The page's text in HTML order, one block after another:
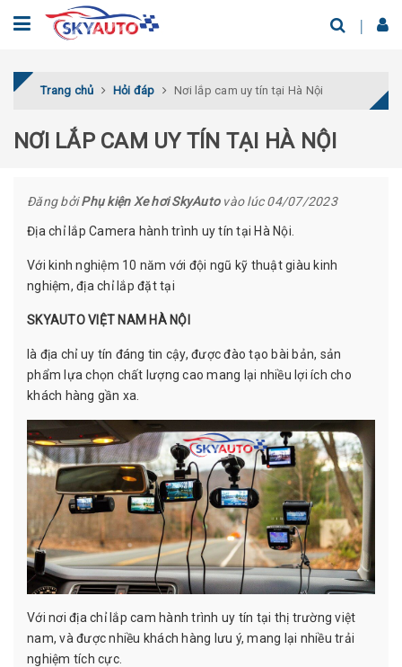
Trang chủ Hỏi đáp Nơi lắp cam uy tín tại Hà Nội
NƠI LẮP CAM UY TÍN TẠI HÀ NỘI
Đăng bởiPhụ kiện Xe hơi SkyAutovào lúc 04/07/2023
Địa chỉ lắp Camera hành trình uy tín tại Hà Nội.
Với kinh nghiệm 10 năm với đội ngũ kỹ thuật giàu kinh
nghiệm, địa chỉ lắp đặt tại
SKYAUTO VIỆT NAM HÀ NỘI
là địa chỉ uy tín đáng tin cậy, được đào tạo bài bản, sản
phẩm lựa chọn chất lượng cao mang lại nhiều lợi ích cho
khách hàng gần xa.
Với nơi địa chỉ lắp cam hành trình uy tín tại thị trường việt
nam, và được nhiều khách hàng lưu ý, mang lại nhiều trải
nghiệm tích cực.